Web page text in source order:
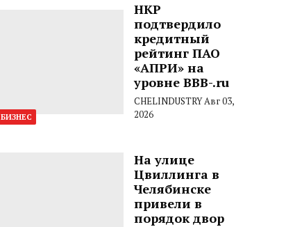
БИЗНЕС
НКР
подтвердило
кредитный
рейтинг ПАО
«АПРИ» на
уровне BBB-.ru
CHELINDUSTRYАвг 03,
2026
На улице
Цвиллинга в
Челябинске
привели в
порядок двор